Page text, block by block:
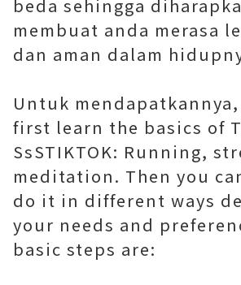
beda sehingga
membuat anda merasa
dan aman dalam
Untuk
first learn the basics of
SsSTIKTOK: Running,
meditation. Then you
do it in different ways
your needs and
basic steps are: